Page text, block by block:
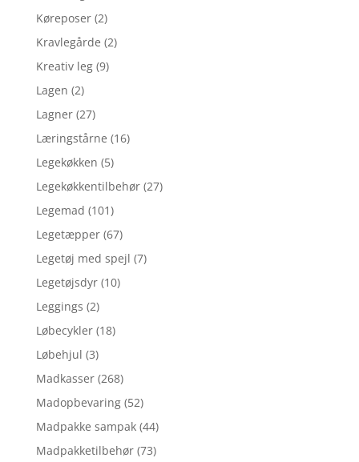
Køreposer (2)
Kravlegårde (2)
Kreativ leg (9)
Lagen (2)
Lagner (27)
Læringstårne (16)
Legekøkken (5)
Legekøkkentilbehør (27)
Legemad (101)
Legetæpper (67)
Legetøj med spejl (7)
Legetøjsdyr (10)
Leggings (2)
Løbecykler (18)
Løbehjul (3)
Madkasser (268)
Madopbevaring (52)
Madpakke sampak (44)
Madpakketilbehør (73)